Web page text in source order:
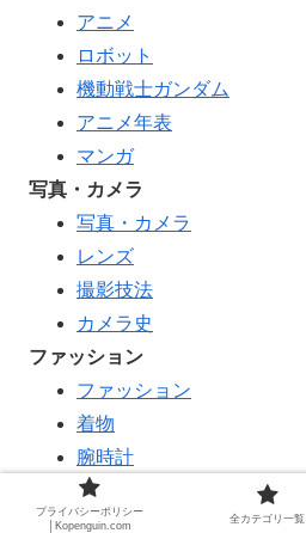
アニメ
ロボット
機動戦士ガンダム
アニメ年表
マンガ
写真・カメラ
写真・カメラ
レンズ
撮影技法
カメラ史
ファッション
ファッション
着物
腕時計
ファッションブランド
服飾史
プライバシーポリシー
│Kopenguin.com
全カテゴリ一覧